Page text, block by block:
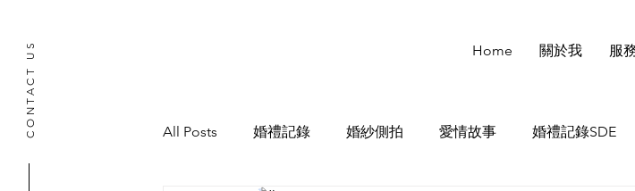
CONTACT US Home 關於我 服
All Posts 婚禮記錄 婚紗側拍 愛情故事 婚禮記錄SDE